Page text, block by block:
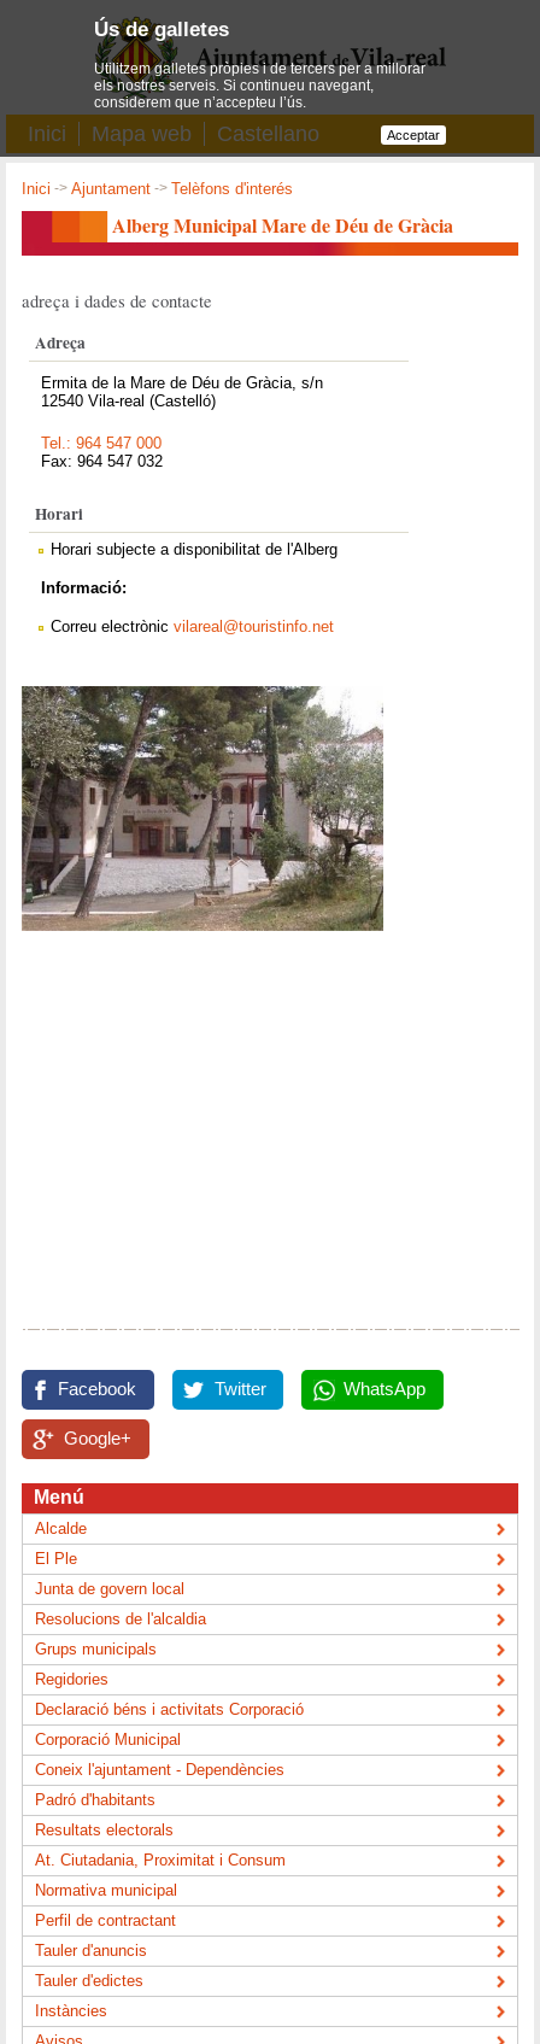
Inici Mapa web Castellano
Inici ->Ajuntament ->Telèfons d'interés
Alberg Municipal Mare de Déu de Gràcia
adreça i dades de contacte
Adreça
Ermita de la Mare de Déu de Gràcia, s/n
12540 Vila-real (Castelló)
Tel.: 964 547 000
Fax: 964 547 032
Horari
Horari subjecte a disponibilitat de l'Alberg
Informació:
Correu electrònic vilareal@touristinfo.net
Facebook Twitter WhatsApp
Google+
Menú
Alcalde
El Ple
Junta de govern local
Resolucions de l'alcaldia
Grups municipals
Regidories
Declaració béns i activitats Corporació
Corporació Municipal
Coneix l'ajuntament - Dependències
Padró d'habitants
Resultats electorals
At. Ciutadania, Proximitat i Consum
Normativa municipal
Perfil de contractant
Tauler d'anuncis
Tauler d'edictes
Instàncies
Ús de galletes
Utilitzem galletes pròpies i de tercers per a millorar
els nostres serveis. Si continueu navegant,
considerem que n’accepteu l’ús.
Acceptar